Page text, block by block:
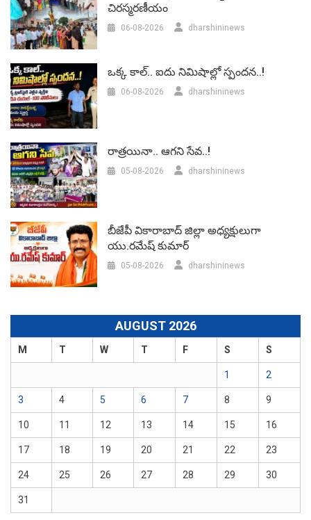
చిరస్మరణీయం
06-08-2026 dharshininews
ఒక్క కాల్.. ఐదు నిమిషాల్లో స్పందన..!
06-08-2026 dharshininews
రాత్రయినా.. ఆగని సేవ..!
05-08-2026 dharshininews
బీజేపీ వికారాబాద్‌ జిల్లా అధ్యక్షులుగా
యు.రమేష్‌ కుమార్
05-08-2026 dharshininews
AUGUST 2026
M T W T F S S
1 2
3 4 5 6 7 8 9
10 11 12 13 14 15 16
17 18 19 20 21 22 23
24 25 26 27 28 29 30
31